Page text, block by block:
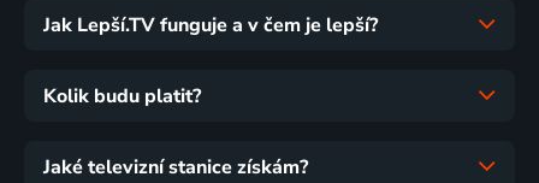
Jak Lepší.TV funguje a v čem je lepší?
Kolik budu platit?
Jaké televizní stanice získám?